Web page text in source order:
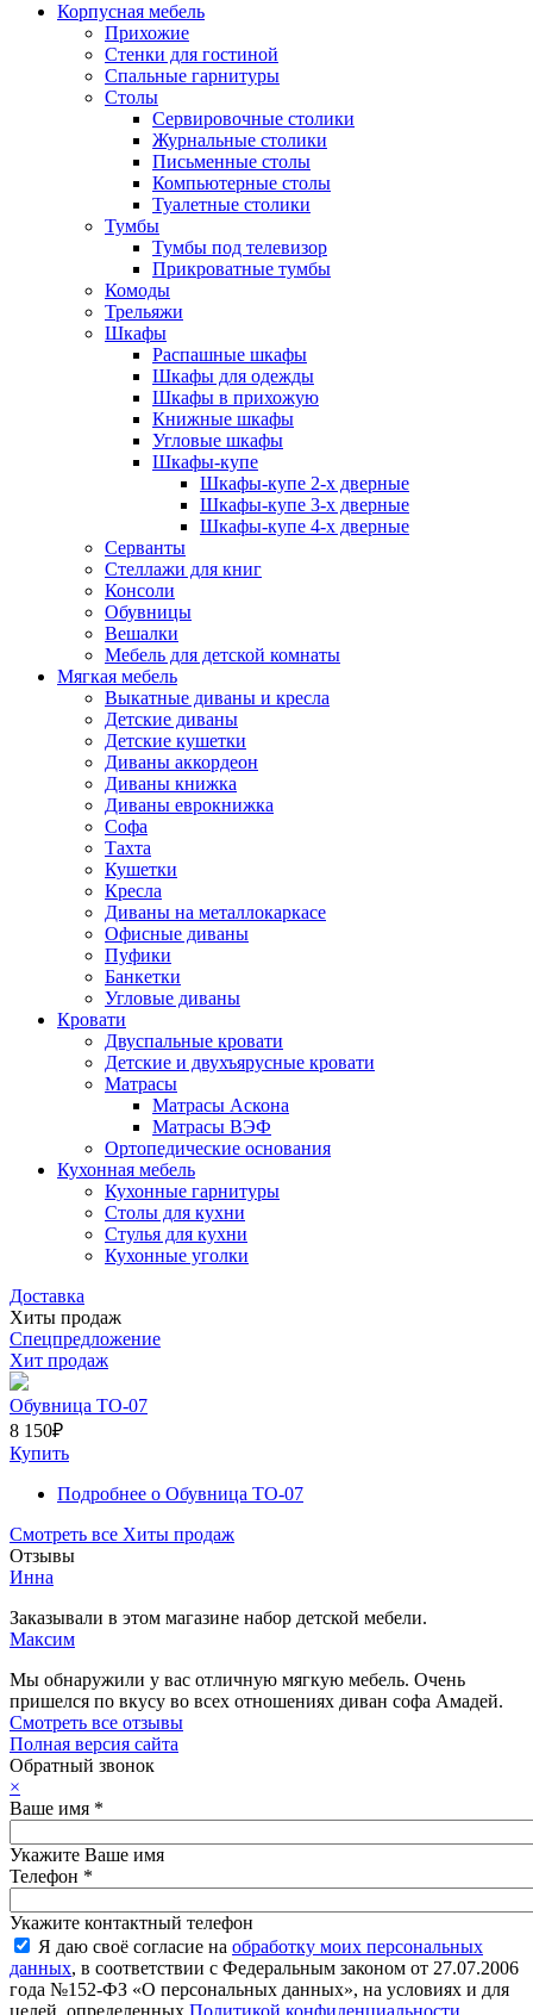
Корпусная мебель
Прихожие
Стенки для гостиной
Спальные гарнитуры
Столы
Сервировочные столики
Журнальные столики
Письменные столы
Компьютерные столы
Туалетные столики
Тумбы
Тумбы под телевизор
Прикроватные тумбы
Комоды
Трельяжи
Шкафы
Распашные шкафы
Шкафы для одежды
Шкафы в прихожую
Книжные шкафы
Угловые шкафы
Шкафы-купе
Шкафы-купе 2-x дверные
Шкафы-купе 3-х дверные
Шкафы-купе 4-х дверные
Серванты
Стеллажи для книг
Консоли
Обувницы
Вешалки
Мебель для детской комнаты
Мягкая мебель
Выкатные диваны и кресла
Детские диваны
Детские кушетки
Диваны аккордеон
Диваны книжка
Диваны еврокнижка
Софа
Тахта
Кушетки
Кресла
Диваны на металлокаркасе
Офисные диваны
Пуфики
Банкетки
Угловые диваны
Кровати
Двуспальные кровати
Детские и двухъярусные кровати
Матрасы
Матрасы Аскона
Матрасы ВЭФ
Ортопедические основания
Кухонная мебель
Кухонные гарнитуры
Столы для кухни
Стулья для кухни
Кухонные уголки
Доставка
Хиты продаж
Спецпредложение
Хит продаж
Обувница ТО-07
8 150₽
Купить
Подробнее о Обувница ТО-07
Смотреть все Хиты продаж
Отзывы
Инна
Заказывали в этом магазине набор детской мебели.
Максим
Мы обнаружили у вас отличную мягкую мебель. Очень
пришелся по вкусу во всех отношениях диван софа Амадей.
Смотреть все отзывы
Полная версия сайта
Обратный звонок
×
Ваше имя *
Укажите Ваше имя
Телефон *
Укажите контактный телефон
Я даю своё согласие на обработку моих персональных
данных, в соответствии с Федеральным законом от 27.07.2006
года №152-ФЗ «О персональных данных», на условиях и для
целей, определенных Политикой конфиденциальности